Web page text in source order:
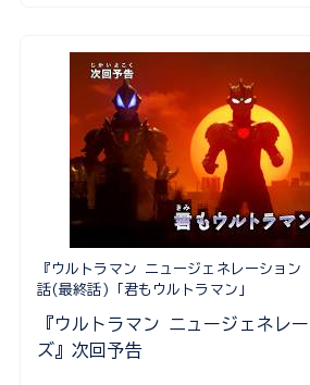
『ウルトラマン ニュージェネレーショ
話(最終話)「君もウルトラマン」
『ウルトラマン ニュージェネレ
ズ』次回予告